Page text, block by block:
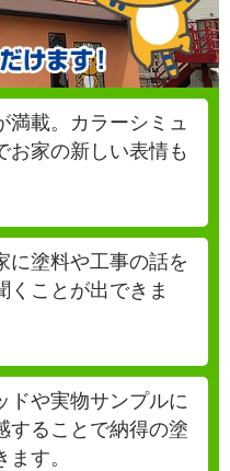
満載。カラーシミュ
お家の新しい表情も
に塗料や工事の話を
くことが出できま
ドや実物サンプルに
することで納得の塗
す。